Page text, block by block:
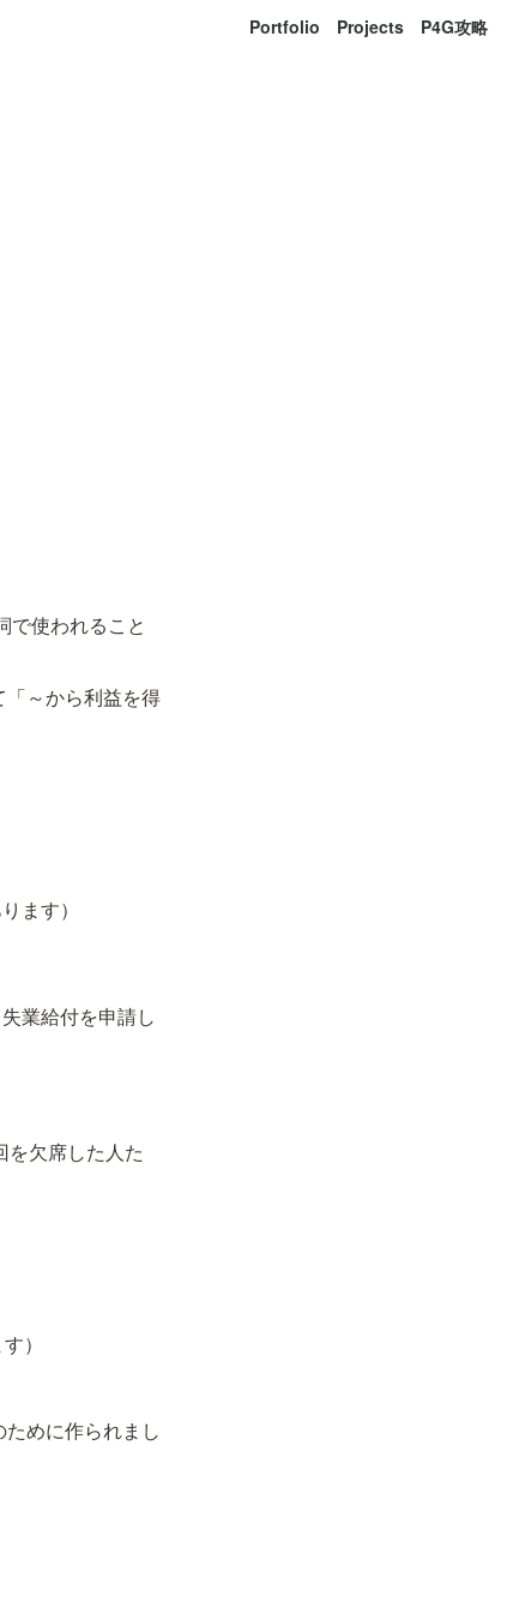
Portfolio Projects P4G攻略
で使われること
「～から利益を得
ます）
業給付を申請し
を欠席した人た
）
めに作られまし